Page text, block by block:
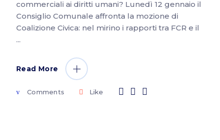
commerciali ai diritti umani? Lunedì 12 gennaio il
Consiglio Comunale affronta la mozione di
Coalizione Civica: nel mirino i rapporti tra FCR e il
Read More
Comments Like